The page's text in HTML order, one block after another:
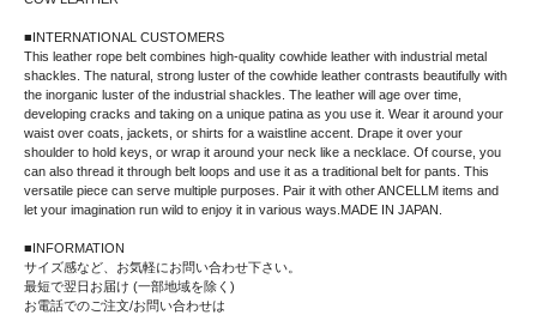
■INTERNATIONAL CUSTOMERS
This leather rope belt combines high-quality cowhide leather with industrial metal
shackles. The natural, strong luster of the cowhide leather contrasts beautifully with
the inorganic luster of the industrial shackles. The leather will age over time,
developing cracks and taking on a unique patina as you use it. Wear it around your
waist over coats, jackets, or shirts for a waistline accent. Drape it over your
shoulder to hold keys, or wrap it around your neck like a necklace. Of course, you
can also thread it through belt loops and use it as a traditional belt for pants. This
versatile piece can serve multiple purposes. Pair it with other ANCELLM items and
let your imagination run wild to enjoy it in various ways.MADE IN JAPAN.
■INFORMATION
サイズ感など、お気軽にお問い合わせ下さい。
最短で翌日お届け (一部地域を除く)
お電話でのご注文/お問い合わせは